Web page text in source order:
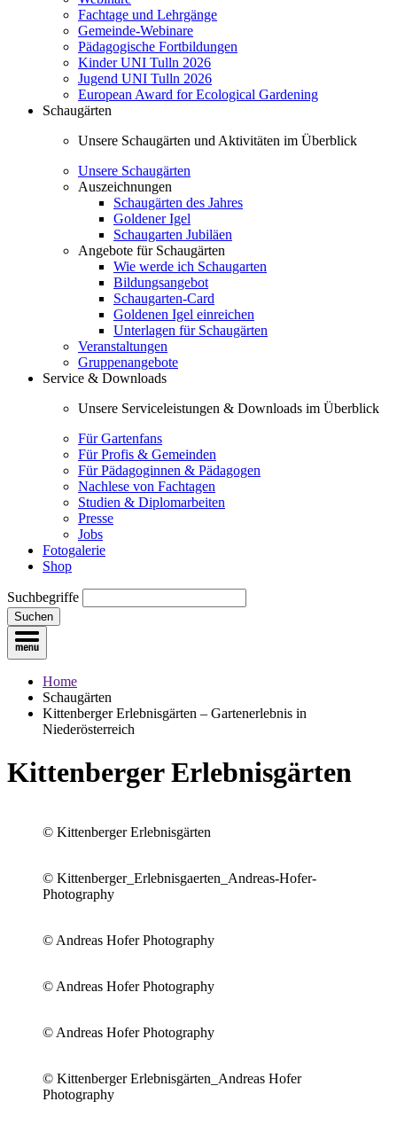
Fachtage und Lehrgänge
Gemeinde-Webinare
Pädagogische Fortbildungen
Kinder UNI Tulln 2026
Jugend UNI Tulln 2026
European Award for Ecological Gardening
Schaugärten
Unsere Schaugärten und Aktivitäten im Überblick
Unsere Schaugärten
Auszeichnungen
Schaugärten des Jahres
Goldener Igel
Schaugarten Jubiläen
Angebote für Schaugärten
Wie werde ich Schaugarten
Bildungsangebot
Schaugarten-Card
Goldenen Igel einreichen
Unterlagen für Schaugärten
Veranstaltungen
Gruppenangebote
Service & Downloads
Unsere Serviceleistungen & Downloads im Überblick
Für Gartenfans
Für Profis & Gemeinden
Für Pädagoginnen & Pädagogen
Nachlese von Fachtagen
Studien & Diplomarbeiten
Presse
Jobs
Fotogalerie
Shop
Suchbegriffe
Suchen
Home
Schaugärten
Kittenberger Erlebnisgärten – Gartenerlebnis in
Niederösterreich
Kittenberger Erlebnisgärten
© Kittenberger Erlebnisgärten
© Kittenberger_Erlebnisgaerten_Andreas-Hofer-
Photography
© Andreas Hofer Photography
© Andreas Hofer Photography
© Andreas Hofer Photography
© Kittenberger Erlebnisgärten_Andreas Hofer
Photography